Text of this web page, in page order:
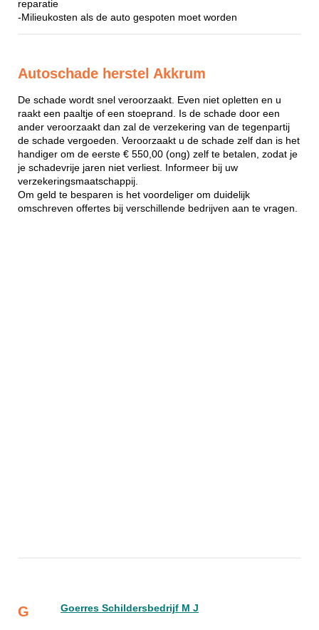
reparatie
-Milieukosten als de auto gespoten moet worden
Autoschade herstel Akkrum
De schade wordt snel veroorzaakt. Even niet opletten en u
raakt een paaltje of een stoeprand. Is de schade door een
ander veroorzaakt dan zal de verzekering van de tegenpartij
de schade vergoeden. Veroorzaakt u de schade zelf dan is het
handiger om de eerste € 550,00 (ong) zelf te betalen, zodat je
je schadevrije jaren niet verliest. Informeer bij uw
verzekeringsmaatschappij.
Om geld te besparen is het voordeliger om duidelijk
omschreven offertes bij verschillende bedrijven aan te vragen.
G Goerres Schildersbedrijf M J